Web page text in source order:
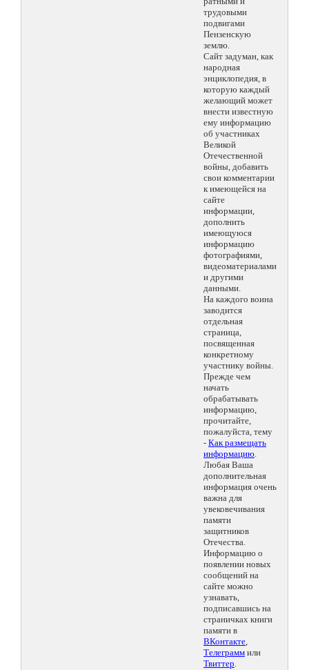
трудовыми
подвигами
Пензенскую
землю.
Сайт задуман, как
народная
энциклопедия, в
которую каждый
желающий может
внести известную
ему информацию
об участниках
Великой
Отечественной
войны, добавить
свои комментарии
к имеющейся на
сайте
информации,
дополнить
имеющуюся
информацию
фотографиями,
видеоматериалами
и другими
данными.
На каждого воина
заводится
отдельная
страница,
посвященная
конкретному
участнику войны.
Прежде чем
начать
обрабатывать
информацию,
прочитайте,
пожалуйста, тему
- Как размещать
информацию.
Любая Ваша
дополнительная
информация очень
важна для
увековечивания
памяти
защитников
Отечества.
Информацию о
появлении новых
сообщений на
сайте можно
узнавать,
подписавшись на
страничках книги
памяти в
ВКонтакте,
Телеграмм или
Твиттер.